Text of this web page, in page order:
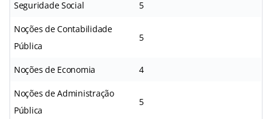
Seguridade Social 5
Noções de Contabilidade
Pública
5
Noções de Economia 4
Noções de Administração
Pública
5